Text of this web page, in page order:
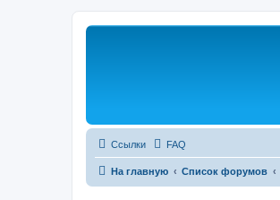
Ссылки FAQ
На главную Список форумов